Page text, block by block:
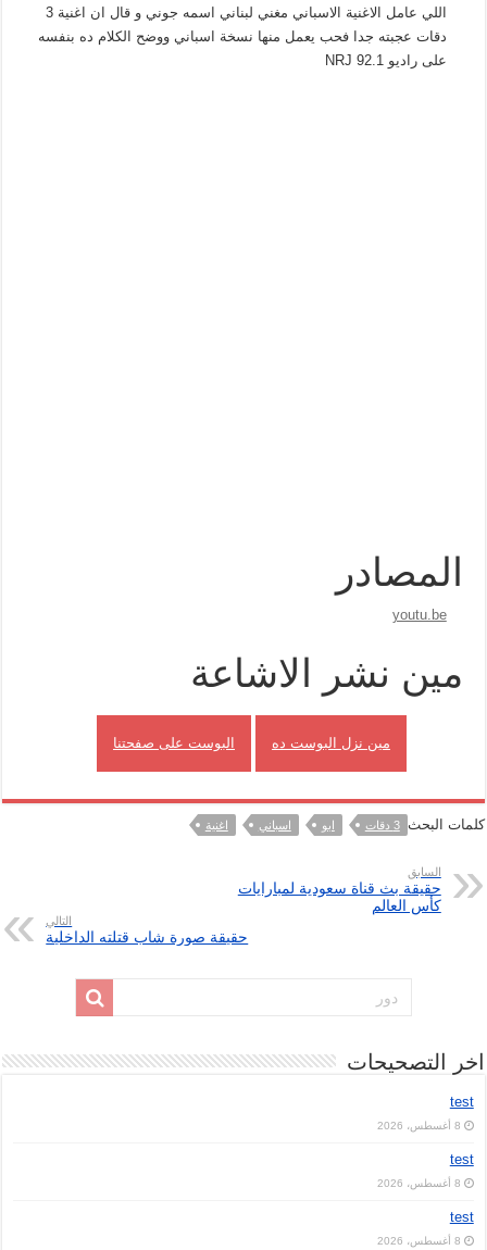
اللي عامل الاغنية الاسباني مغني لبناني اسمه جوني و قال ان اغنية 3
دقات عجبته جدا فحب يعمل منها نسخة اسباني ووضح الكلام ده بنفسه
على راديو NRJ 92.1
المصادر
youtu.be
مين نشر الاشاعة
مين نزل البوست ده البوست على صفحتنا
كلمات البحث 3 دقات ابو اسباني اغنية
السابق
حقيقة بث قناة سعودية لمبارايات
كأس العالم
التالي
حقيقة صورة شاب قتلته الداخلية
اخر التصحيحات
test
8 أغسطس، 2026
test
8 أغسطس، 2026
test
8 أغسطس، 2026